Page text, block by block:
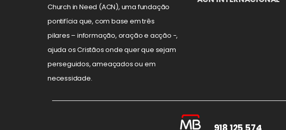
Church in Need (ACN), uma fundação
pontifícia que, com base em três
pilares – informação, oração e acção -,
ajuda os Cristãos onde quer que sejam
perseguidos, ameaçados ou em
necessidade.